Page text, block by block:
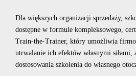
Dla większych organizacji sprzedaży,
dostępne w formule kompleksowego,
Train-the-Trainer, który umożliwia
utrwalanie ich efektów własnymi siłami,
dostosowania szkolenia do własnego